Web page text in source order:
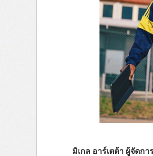
มิเกล อาร์เตต้า ผู้จัดก